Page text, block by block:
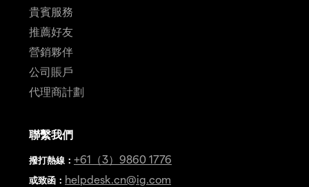
貴賓服務
推薦好友
營銷夥伴
公司賬戶
代理商計劃
聯繫我們
撥打熱線 ： +61（3）9860 1776
或致函： helpdesk.cn@ig.com